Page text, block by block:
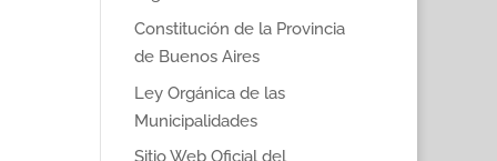
Constitución de la Provincia
de Buenos Aires
Ley Orgánica de las
Municipalidades
Sitio Web Oficial del